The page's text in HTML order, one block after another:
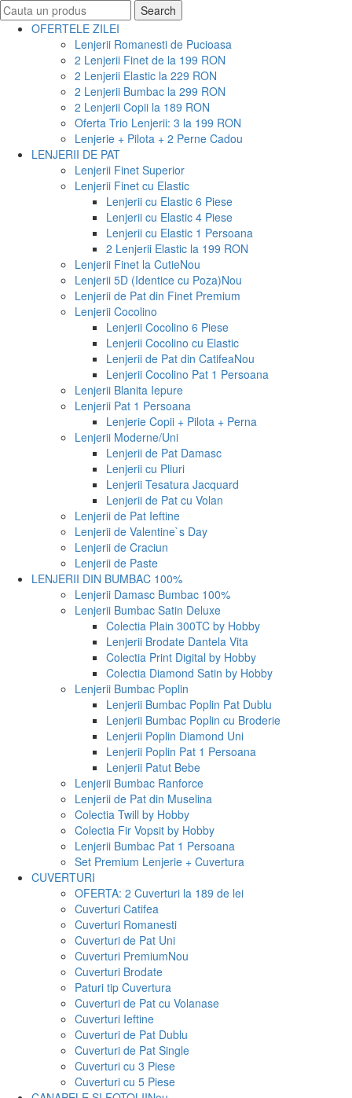
Search
for:
Search
OFERTELE ZILEI
Lenjerii Romanesti de Pucioasa
2 Lenjerii Finet de la 199 RON
2 Lenjerii Elastic la 229 RON
2 Lenjerii Bumbac la 299 RON
2 Lenjerii Copii la 189 RON
Oferta Trio Lenjerii: 3 la 199 RON
Lenjerie + Pilota + 2 Perne Cadou
LENJERII DE PAT
Lenjerii Finet Superior
Lenjerii Finet cu Elastic
Lenjerii cu Elastic 6 Piese
Lenjerii cu Elastic 4 Piese
Lenjerii cu Elastic 1 Persoana
2 Lenjerii Elastic la 199 RON
Lenjerii Finet la CutieNou
Lenjerii 5D (Identice cu Poza)Nou
Lenjerii de Pat din Finet Premium
Lenjerii Cocolino
Lenjerii Cocolino 6 Piese
Lenjerii Cocolino cu Elastic
Lenjerii de Pat din CatifeaNou
Lenjerii Cocolino Pat 1 Persoana
Lenjerii Blanita Iepure
Lenjerii Pat 1 Persoana
Lenjerie Copii + Pilota + Perna
Lenjerii Moderne/Uni
Lenjerii de Pat Damasc
Lenjerii cu Pliuri
Lenjerii Tesatura Jacquard
Lenjerii de Pat cu Volan
Lenjerii de Pat Ieftine
Lenjerii de Valentine`s Day
Lenjerii de Craciun
Lenjerii de Paste
LENJERII DIN BUMBAC 100%
Lenjerii Damasc Bumbac 100%
Lenjerii Bumbac Satin Deluxe
Colectia Plain 300TC by Hobby
Lenjerii Brodate Dantela Vita
Colectia Print Digital by Hobby
Colectia Diamond Satin by Hobby
Lenjerii Bumbac Poplin
Lenjerii Bumbac Poplin Pat Dublu
Lenjerii Bumbac Poplin cu Broderie
Lenjerii Poplin Diamond Uni
Lenjerii Poplin Pat 1 Persoana
Lenjerii Patut Bebe
Lenjerii Bumbac Ranforce
Lenjerii de Pat din Muselina
Colectia Twill by Hobby
Colectia Fir Vopsit by Hobby
Lenjerii Bumbac Pat 1 Persoana
Set Premium Lenjerie + Cuvertura
CUVERTURI
OFERTA: 2 Cuverturi la 189 de lei
Cuverturi Catifea
Cuverturi Romanesti
Cuverturi de Pat Uni
Cuverturi PremiumNou
Cuverturi Brodate
Paturi tip Cuvertura
Cuverturi de Pat cu Volanase
Cuverturi Ieftine
Cuverturi de Pat Dublu
Cuverturi de Pat Single
Cuverturi cu 3 Piese
Cuverturi cu 5 Piese